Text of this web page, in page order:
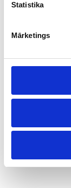
Statistika
Mārketings